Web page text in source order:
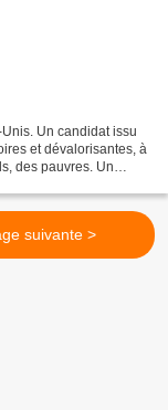
Un candidat issu
et dévalorisantes, à
des pauvres. Un
suivante >